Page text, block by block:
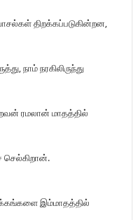
திறக்கப்படுகின்றன,
நாம் நரகிலிருந்து
ரமலான் மாதத்தில்
செல்கிறான்.
இம்மாதத்தில்